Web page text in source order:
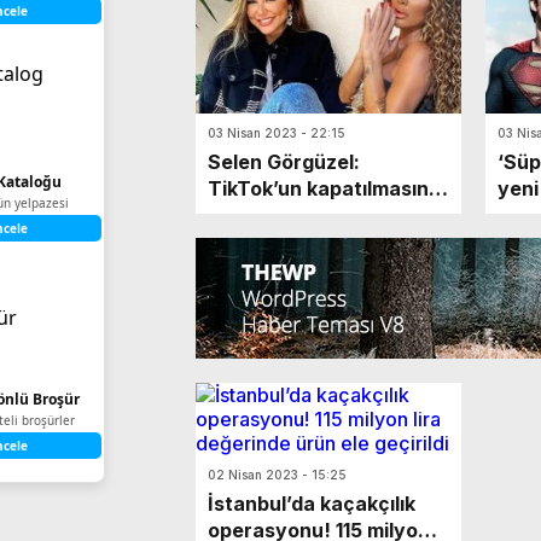
yelpazesi
Broşür
broşürler
03 Nisan 2023 - 22:15
Selen Görgüzel:
TikTok’un kapatılmasını
03
02 Nisan 2023 - 15:25
İstanbul’da kaçakçılık
operasyonu! 115 milyon